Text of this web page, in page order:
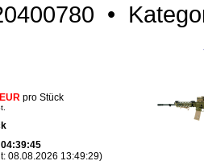
•
pro Stück
04:39:45
08.08.2026 13:49:29)